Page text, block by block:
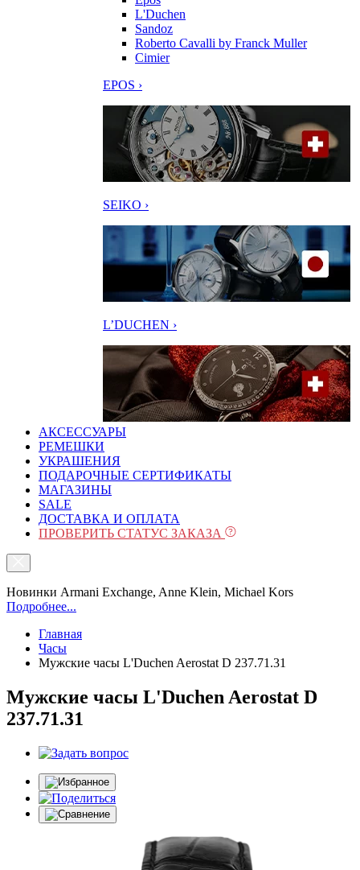
L'Duchen
Sandoz
Roberto Cavalli by Franck Muller
Cimier
EPOS ›
SEIKO ›
L’DUCHEN ›
АКСЕССУАРЫ
РЕМЕШКИ
УКРАШЕНИЯ
ПОДАРОЧНЫЕ СЕРТИФИКАТЫ
МАГАЗИНЫ
SALE
ДОСТАВКА И ОПЛАТА
ПРОВЕРИТЬ СТАТУС ЗАКАЗА
Новинки Armani Exchange, Anne Klein, Michael Kors
Подробнее...
Главная
Часы
Мужские часы L'Duchen Aerostat D 237.71.31
Мужские часы L'Duchen Aerostat D
237.71.31